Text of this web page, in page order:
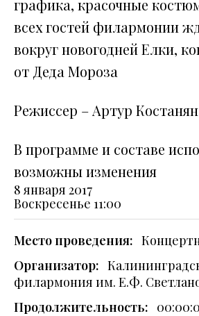
графика, красочные
всех гостей филармонии
вокруг новогодней Елки,
от Деда Мороза
Режиссер – Артур Коcтанян
В программе и составе
возможны изменения
8 января 2017
Воскресенье 11:00
Место проведения:
Организатор:
филармония им. Е.Ф.
Продолжительность: